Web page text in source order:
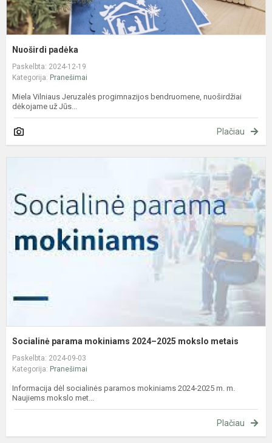
Nuoširdi padėka
Paskelbta: 2024-12-19
Kategorija: Pranešimai
Miela Vilniaus Jeruzalės progimnazijos bendruomene, nuoširdžiai
dėkojame už Jūs...
Plačiau
Socialinė parama mokiniams 2024–2025 mokslo metais
Paskelbta: 2024-09-03
Kategorija: Pranešimai
Informacija dėl socialinės paramos mokiniams 2024-2025 m. m.
Naujiems mokslo met...
Plačiau